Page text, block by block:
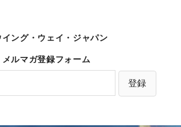
イング・ウェイ・ジャパン
メルマガ登録フォーム